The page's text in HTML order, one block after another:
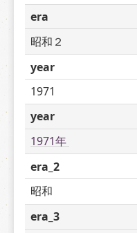
era
昭和２
year
1971
year
1971年
era_2
昭和
era_3